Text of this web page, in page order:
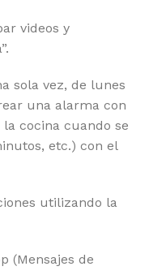
videos y
sola vez, de lunes
una alarma con
cocina cuando se
etc.) con el
utilizando la
(Mensajes de